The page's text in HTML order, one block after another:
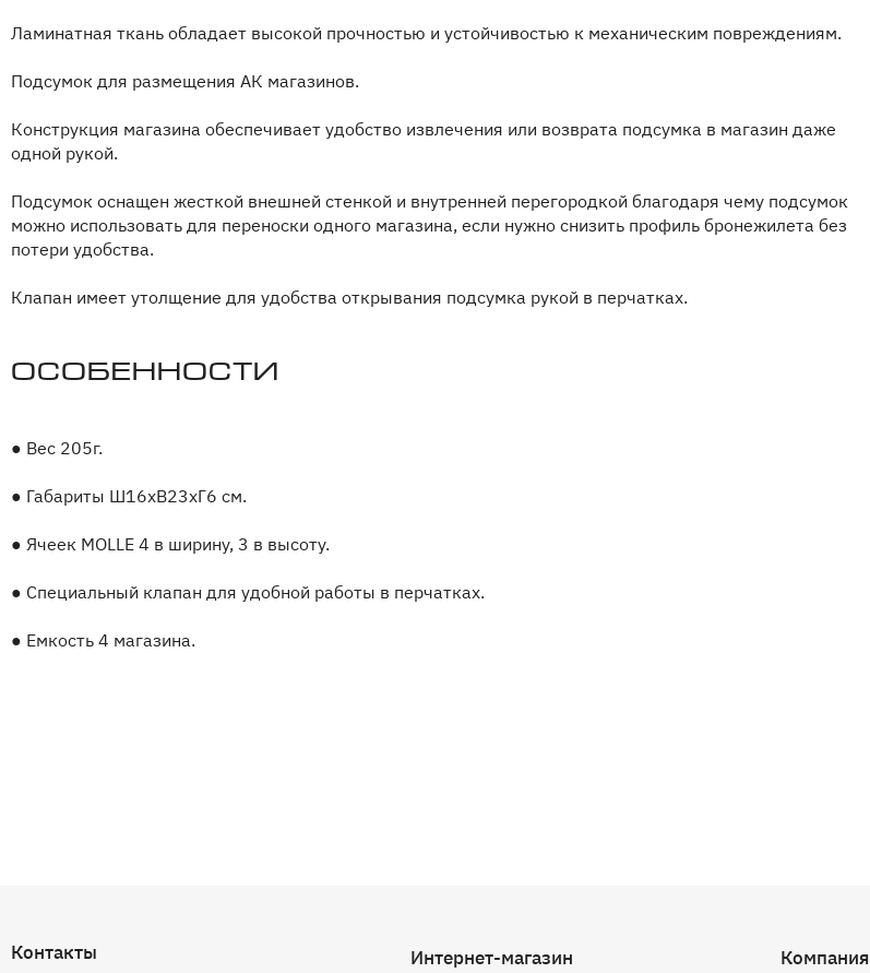
Ламинатная ткань обладает высокой прочностью и устойчивостью к механическим повреждениям.
Подсумок для размещения АК магазинов.
Конструкция магазина обеспечивает удобство извлечения или возврата подсумка в магазин даже
одной рукой.
Подсумок оснащен жесткой внешней стенкой и внутренней перегородкой благодаря чему подсумок
можно использовать для переноски одного магазина, если нужно снизить профиль бронежилета без
потери удобства.
Клапан имеет утолщение для удобства открывания подсумка рукой в перчатках.
Особенности
● Вес 205г.
● Габариты Ш16хВ23хГ6 см.
● Ячеек MOLLE 4 в ширину, 3 в высоту.
● Специальный клапан для удобной работы в перчатках.
● Емкость 4 магазина.
Контакты Интернет-магазин Компания